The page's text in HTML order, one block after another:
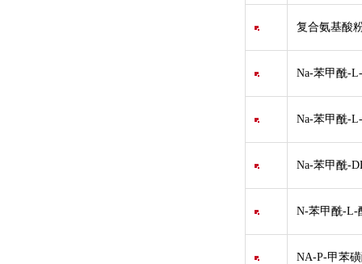
复合氨基酸
Na-苯甲酰-
Na-苯甲酰-
Na-苯甲酰-
N-苯甲酰-L-
NA-P-甲苯